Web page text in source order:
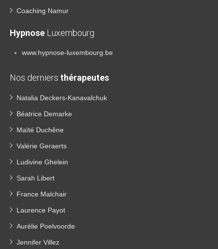
Coaching Namur
Hypnose Luxembourg
www.hypnose-luxembourg.be
Nos derniers thérapeutes
Natalia Deckers-Kanavalchuk
Béatrice Demarke
Maïté Duchêne
Valérie Geraerts
Ludivine Ghelein
Sarah Libert
France Malchair
Laurence Payot
Aurélie Poelvoorde
Jennifer Villez